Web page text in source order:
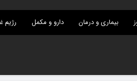
بیماری و درمان دارو و مکمل رژیم